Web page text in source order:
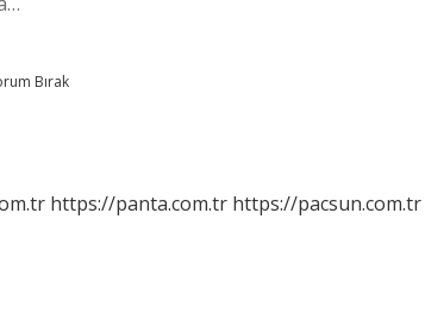
Bırak
https://panta.com.tr https://pacsun.com.tr